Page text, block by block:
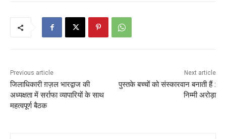
Previous article
जिलाधिकारी ग़ज़ल भारद्वाज की
अध्यक्षता में सर्राफा व्यापारियों के साथ
महत्वपूर्ण बैठक
Next article
पुस्तके बच्चों को संस्कारवान बनाती हैं :
निम्मी अरोड़ा